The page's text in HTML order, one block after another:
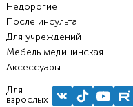
Недорогие
После инсульта
Для учреждений
Мебель медицинская
Аксессуары
Для
взрослых